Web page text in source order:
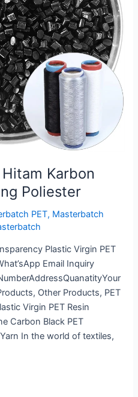
Karbon
Poliester
PET, Masterbatch
Plastic Virgin PET
Email Inquiry
Other Products, PET
Virgin PET Resin
Carbon Black PET
In the world of textiles,